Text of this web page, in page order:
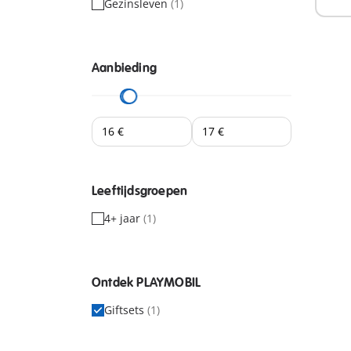
Gezinsleven (1)
Aanbieding
Leeftijdsgroepen
4+ jaar (1)
Ontdek PLAYMOBIL
Giftsets (1)